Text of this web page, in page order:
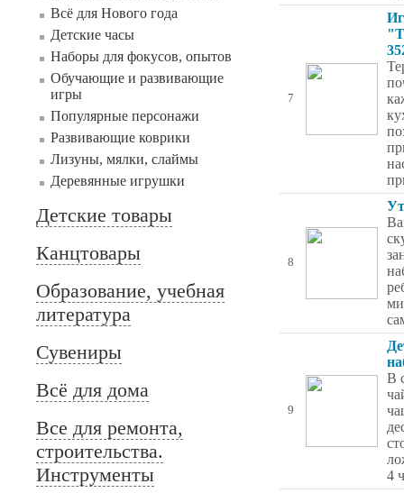
Всё для Нового года
Детские часы
Наборы для фокусов, опытов
Обучающие и развивающие
игры
Популярные персонажи
Развивающие коврики
Лизуны, мялки, слаймы
Деревянные игрушки
Детские товары
Канцтовары
Образование, учебная
литература
Сувениры
Всё для дома
Все для ремонта,
строительства.
Инструменты
7
8
9
В
4